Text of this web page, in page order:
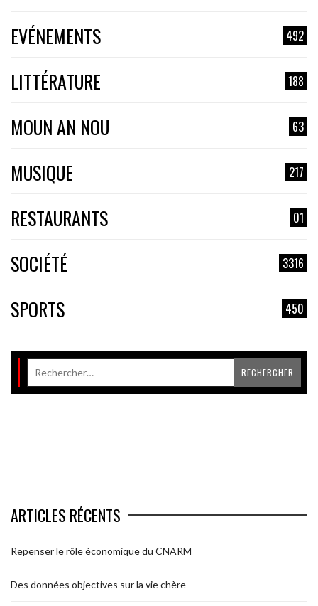
EVÉNEMENTS 492
LITTÉRATURE 188
MOUN AN NOU 63
MUSIQUE 217
RESTAURANTS 01
SOCIÉTÉ 3316
SPORTS 450
ARTICLES RÉCENTS
Repenser le rôle économique du CNARM
Des données objectives sur la vie chère